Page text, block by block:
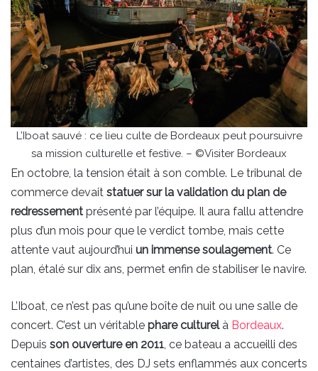
L’Iboat sauvé : ce lieu culte de Bordeaux peut poursuivre
sa mission culturelle et festive. – ©Visiter Bordeaux
En octobre, la tension était à son comble. Le tribunal de
commerce devait statuer sur la validation du plan de
redressement présenté par l’équipe. Il aura fallu attendre
plus d’un mois pour que le verdict tombe, mais cette
attente vaut aujourd’hui un immense soulagement. Ce
plan, étalé sur dix ans, permet enfin de stabiliser le navire.
L’Iboat, ce n’est pas qu’une boîte de nuit ou une salle de
concert. C’est un véritable phare culturelà Bordeaux.
Depuis son ouverture en 2011, ce bateau a accueilli des
centaines d’artistes, des DJ sets enflammés aux concerts